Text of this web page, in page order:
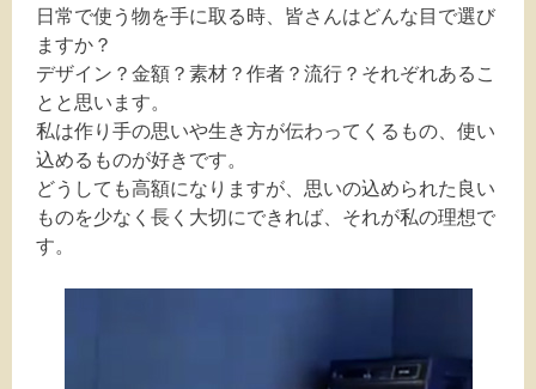
日常で使う物を手に取る時、皆さんはどんな目で選び
ますか？
デザイン？金額？素材？作者？流行？それぞれあるこ
とと思います。
私は作り手の思いや生き方が伝わってくるもの、使い
込めるものが好きです。
どうしても高額になりますが、思いの込められた良い
ものを少なく長く大切にできれば、それが私の理想で
す。